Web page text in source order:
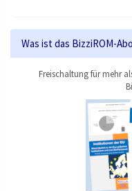
Was ist das BizziROM-
Freischaltung für mehr